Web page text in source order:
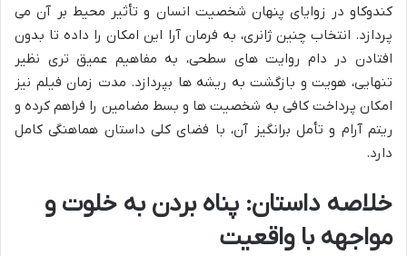
کندوکاو در زوایای پنهان شخصیت انسان و تأثیر محیط بر آن می
پردازد. انتخاب چنین ژانری، به فرمان آرا این امکان را داده تا بدون
افتادن در دام روایت های سطحی، به مفاهیم عمیق تری نظیر
تنهایی، هویت و بازگشت به ریشه ها بپردازد. مدت زمان فیلم نیز
امکان پرداخت کافی به شخصیت ها و بسط مضامین را فراهم کرده و
ریتم آرام و تأمل برانگیز آن، با فضای کلی داستان هماهنگی کامل
دارد.
خلاصه داستان: پناه بردن به خلوت و
مواجهه با واقعیت